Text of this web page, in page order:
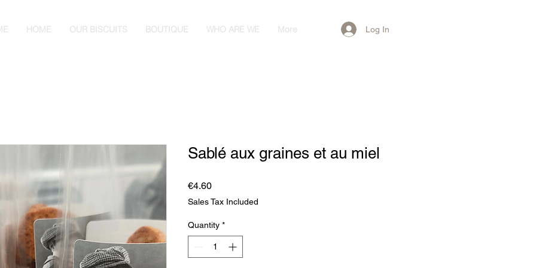
HOME OUR BISCUITS BOUTIQUE WHO ARE WE More Log In
Sablé aux graines et au miel
€4.60Price
Sales Tax Included
Quantity *